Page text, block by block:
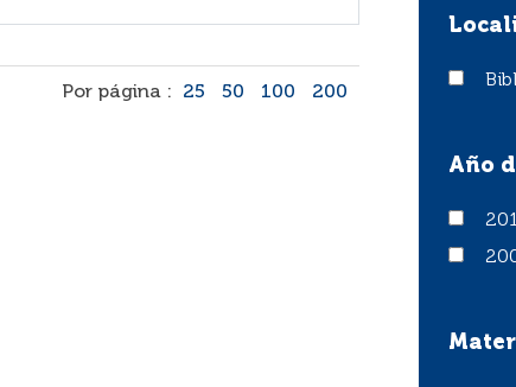
Por página : 25 50 100 200
Año
2012
2002